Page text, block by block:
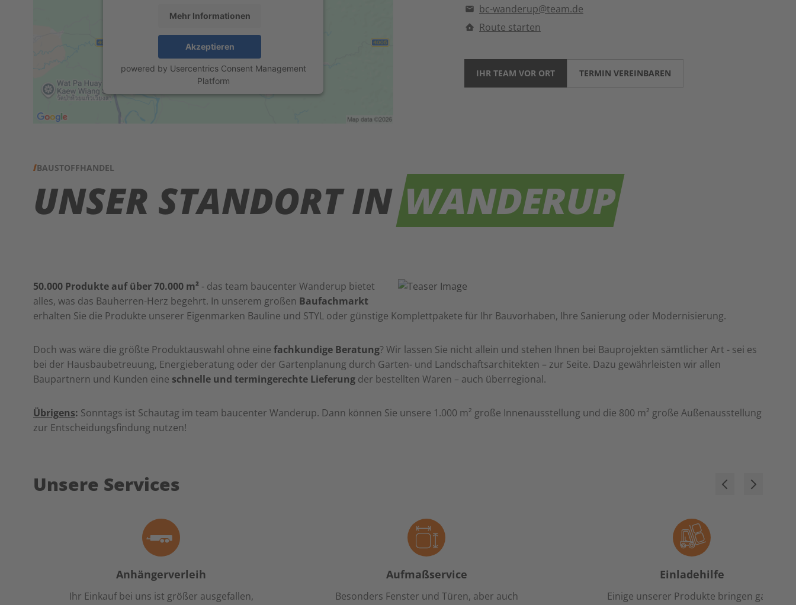
Mehr Informationen
Akzeptieren
powered by Usercentrics Consent Management
Platform
bc-wanderup@team.de
Route starten
IHR TEAM VOR ORT TERMIN VEREINBAREN
BAUSTOFFHANDEL
UNSER STANDORT INWANDERUP
50.000 Produkte auf über 70.000 m² - das team baucenter Wanderup bietet
alles, was das Bauherren-Herz begehrt. In unserem großen Baufachmarkt
erhalten Sie die Produkte unserer Eigenmarken Bauline und STYL oder günstige Komplettpakete für Ihr Bauvorhaben, Ihre Sanierung oder Modernisierung.
Doch was wäre die größte Produktauswahl ohne eine fachkundige Beratung? Wir lassen Sie nicht allein und stehen Ihnen bei Bauprojekten sämtlicher Art - sei es
bei der Hausbaubetreuung, Energieberatung oder der Gartenplanung durch Garten- und Landschaftsarchitekten – zur Seite. Dazu gewährleisten wir allen
Baupartnern und Kunden eine schnelle und termingerechte Lieferung der bestellten Waren – auch überregional.
Übrigens: Sonntags ist Schautag im team baucenter Wanderup. Dann können Sie unsere 1.000 m² große Innenausstellung und die 800 m² große Außenausstellung
zur Entscheidungsfindung nutzen!
Unsere Services
Anhängerverleih
Ihr Einkauf bei uns ist größer ausgefallen,
Aufmaßservice
Besonders Fenster und Türen, aber auch
Einladehilfe
Einige unserer Produkte bringen ganz